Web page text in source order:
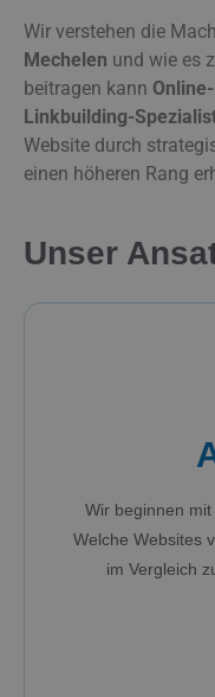
Wir verstehen die
Mechelen und wie es
beitragen kann
Linkbuilding-
Website durch
einen höheren Rang
Unser
Wir beginnen
Welche Websites
im Vergleich